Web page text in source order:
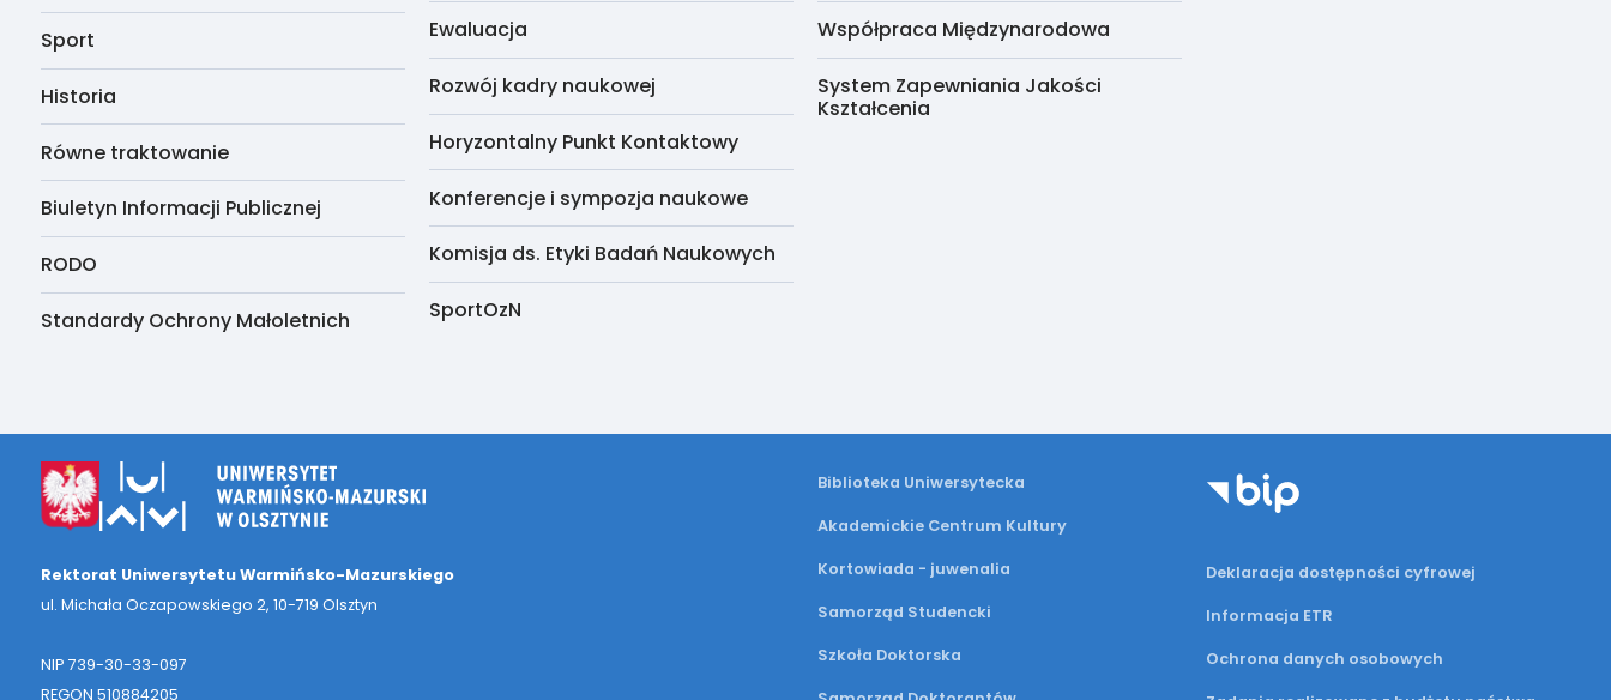
Sport
Historia
Równe traktowanie
Biuletyn Informacji Publicznej
RODO
Standardy Ochrony Małoletnich
Ewaluacja
Rozwój kadry naukowej
Horyzontalny Punkt Kontaktowy
Konferencje i sympozja naukowe
Komisja ds. Etyki Badań Naukowych
SportOzN
Współpraca Międzynarodowa
System Zapewniania Jakości
Kształcenia
Rektorat Uniwersytetu Warmińsko-Mazurskiego
ul. Michała Oczapowskiego 2, 10-719 Olsztyn
NIP 739-30-33-097
REGON 510884205
Biblioteka Uniwersytecka
Akademickie Centrum Kultury
Kortowiada - juwenalia
Samorząd Studencki
Szkoła Doktorska
Deklaracja dostępności cyfrowej
Informacja ETR
Ochrona danych osobowych